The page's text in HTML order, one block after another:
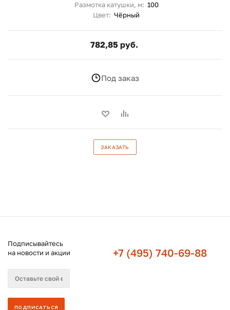
Размотка катушки, м: 100
Цвет: Чёрный
782,85 руб.
Под заказ
ЗАКАЗАТЬ
Подписывайтесь
на новости и акции
+7 (495) 740-69-88